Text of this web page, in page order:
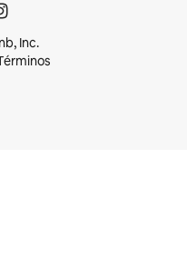
Inc.